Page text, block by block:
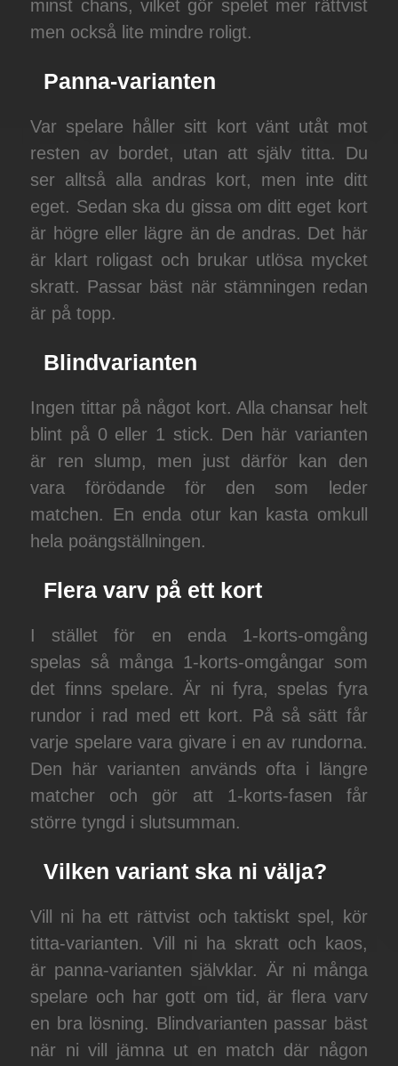
minst chans, vilket gör spelet mer rättvist
men också lite mindre roligt.
Panna-varianten
Var spelare håller sitt kort vänt utåt mot
resten av bordet, utan att själv titta. Du
ser alltså alla andras kort, men inte ditt
eget. Sedan ska du gissa om ditt eget kort
är högre eller lägre än de andras. Det här
är klart roligast och brukar utlösa mycket
skratt. Passar bäst när stämningen redan
är på topp.
Blindvarianten
Ingen tittar på något kort. Alla chansar helt
blint på 0 eller 1 stick. Den här varianten
är ren slump, men just därför kan den
vara förödande för den som leder
matchen. En enda otur kan kasta omkull
hela poängställningen.
Flera varv på ett kort
I stället för en enda 1-korts-omgång
spelas så många 1-korts-omgångar som
det finns spelare. Är ni fyra, spelas fyra
rundor i rad med ett kort. På så sätt får
varje spelare vara givare i en av rundorna.
Den här varianten används ofta i längre
matcher och gör att 1-korts-fasen får
större tyngd i slutsumman.
Vilken variant ska ni välja?
Vill ni ha ett rättvist och taktiskt spel, kör
titta-varianten. Vill ni ha skratt och kaos,
är panna-varianten självklar. Är ni många
spelare och har gott om tid, är flera varv
en bra lösning. Blindvarianten passar bäst
när ni vill jämna ut en match där någon